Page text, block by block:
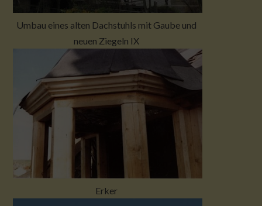
Umbau eines alten Dachstuhls mit Gaube und
neuen Ziegeln IX
Erker